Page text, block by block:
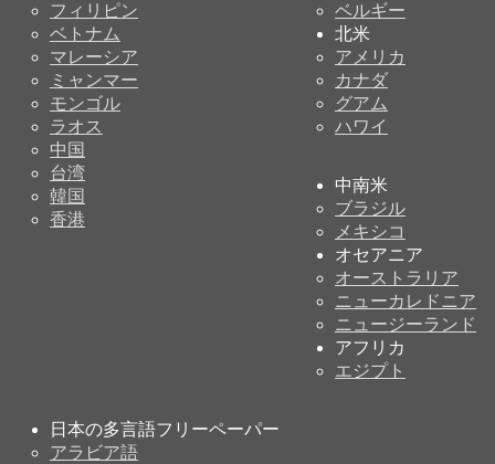
フィリピン
ベトナム
マレーシア
ミャンマー
モンゴル
ラオス
中国
台湾
韓国
香港
ベルギー
北米
アメリカ
カナダ
グアム
ハワイ
中南米
ブラジル
メキシコ
オセアニア
オーストラリア
ニューカレドニア
ニュージーランド
アフリカ
エジプト
日本の多言語フリーペーパー
アラビア語